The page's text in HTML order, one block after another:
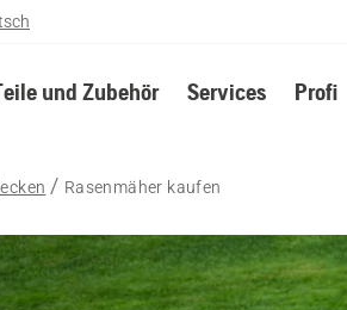
und Zubehör Services Profi
Rasenmäher kaufen